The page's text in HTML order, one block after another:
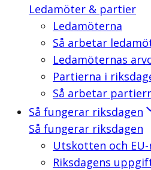
Ledamöter & partier
Ledamöterna
Så arbetar
Ledamöternas
Partierna i
Så arbetar
Så fungerar riksdagen
Så fungerar riksdagen
Utskotten och
Riksdagens